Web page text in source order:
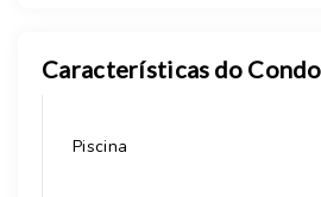
Características do
Piscina